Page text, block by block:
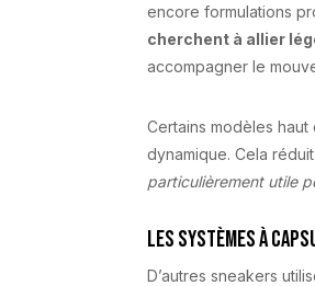
encore formulations
cherchent à allier
accompagner le
Certains modèles
dynamique. Cela
particulièrement utile
Les systèmes à
D’autres sneakers